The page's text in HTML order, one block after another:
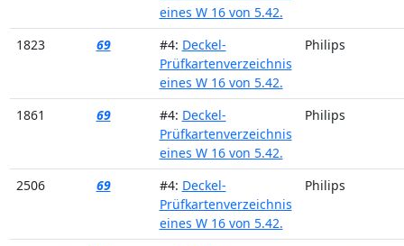
eines W 16 von 5.42.
1823 69 #4: Deckel-
Prüfkartenverzeichnis
eines W 16 von 5.42.
Philips
1861 69 #4: Deckel-
Prüfkartenverzeichnis
eines W 16 von 5.42.
Philips
2506 69 #4: Deckel-
Prüfkartenverzeichnis
eines W 16 von 5.42.
Philips